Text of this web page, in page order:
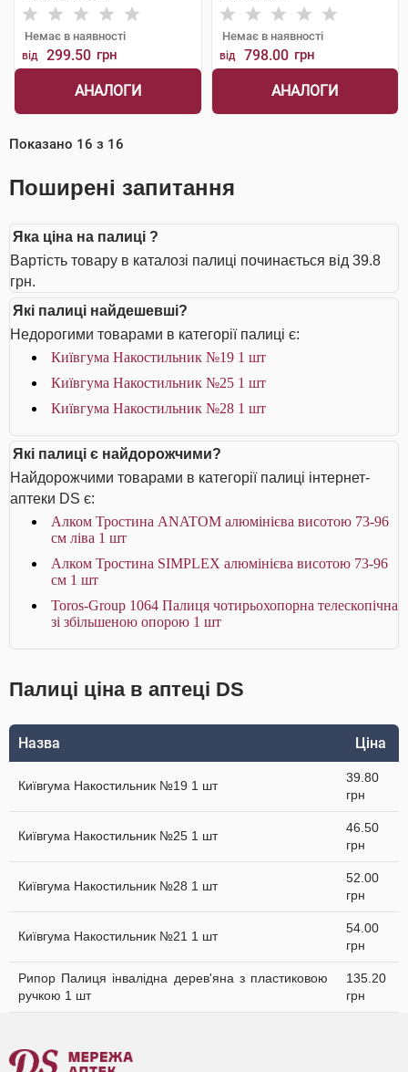
Немає в наявності
від 299.50 грн
АНАЛОГИ
Немає в наявності
від 798.00 грн
АНАЛОГИ
Показано 16 з 16
Поширені запитання
Яка ціна на палиці ?
Вартість товару в каталозі палиці починається від 39.8
грн.
Які палиці найдешевші?
Недорогими товарами в категорії палиці є:
Київгума Накостильник №19 1 шт
Київгума Накостильник №25 1 шт
Київгума Накостильник №28 1 шт
Які палиці є найдорожчими?
Найдорожчими товарами в категорії палиці інтернет-
аптеки DS є:
Алком Тростина ANATOM алюмінієва висотою 73-96
см ліва 1 шт
Алком Тростина SIMPLEX алюмінієва висотою 73-96
см 1 шт
Toros-Group 1064 Палиця чотирьохопорна телескопічна
зі збільшеною опорою 1 шт
Палиці ціна в аптеці DS
Назва Ціна
Київгума Накостильник №19 1 шт
39.80
грн
Київгума Накостильник №25 1 шт
46.50
грн
Київгума Накостильник №28 1 шт
52.00
грн
Київгума Накостильник №21 1 шт
54.00
грн
Рипор Палиця інвалідна дерев'яна з пластиковою
ручкою 1 шт
135.20
грн